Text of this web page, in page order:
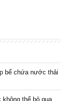
bể chứa nước thải
thể bỏ qua